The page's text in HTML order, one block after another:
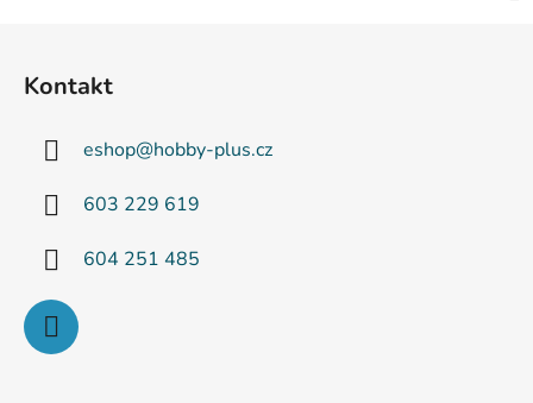
Kontakt
eshop@hobby-plus.cz
603 229 619
604 251 485